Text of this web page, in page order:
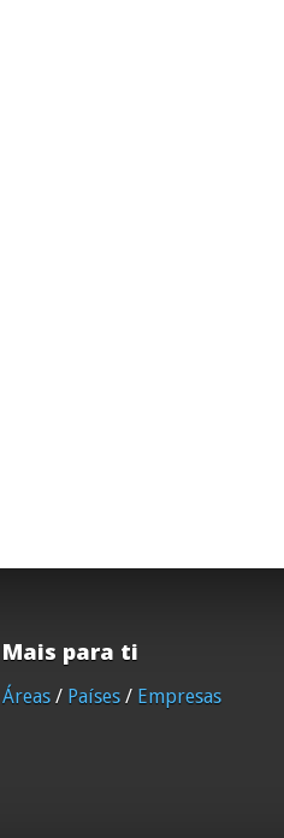
Mais para ti
Áreas / Países / Empresas